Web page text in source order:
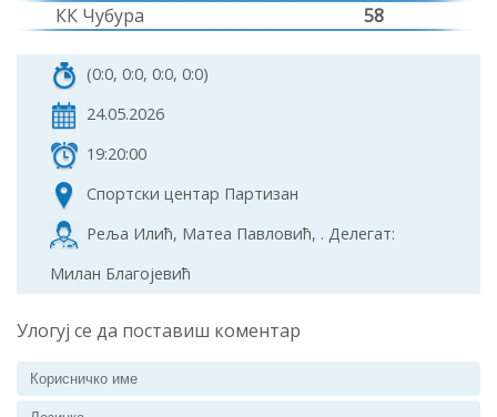
КК Чубура 58
(0:0, 0:0, 0:0, 0:0)
24.05.2026
19:20:00
Спортски центар Партизан
Реља Илић, Матеа Павловић, . Делегат:
Милан Благојевић
Улогуј се да поставиш коментар